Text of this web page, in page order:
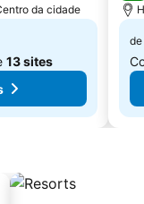
da cidade
13 sites
de